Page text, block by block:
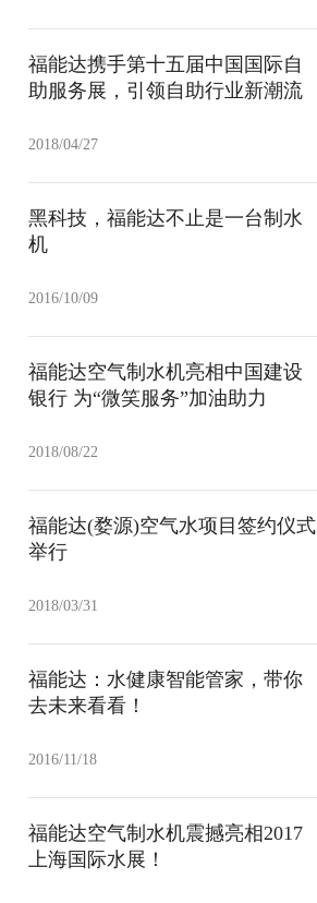
福能达携手第十五届中国国际自
助服务展，引领自助行业新潮流
2018/04/27
黑科技，福能达不止是一台制水
机
2016/10/09
福能达空气制水机亮相中国建设
银行 为“微笑服务”加油助力
2018/08/22
福能达(婺源)空气水项目签约仪式
举行
2018/03/31
福能达：水健康智能管家，带你
去未来看看！
2016/11/18
福能达空气制水机震撼亮相2017
上海国际水展！